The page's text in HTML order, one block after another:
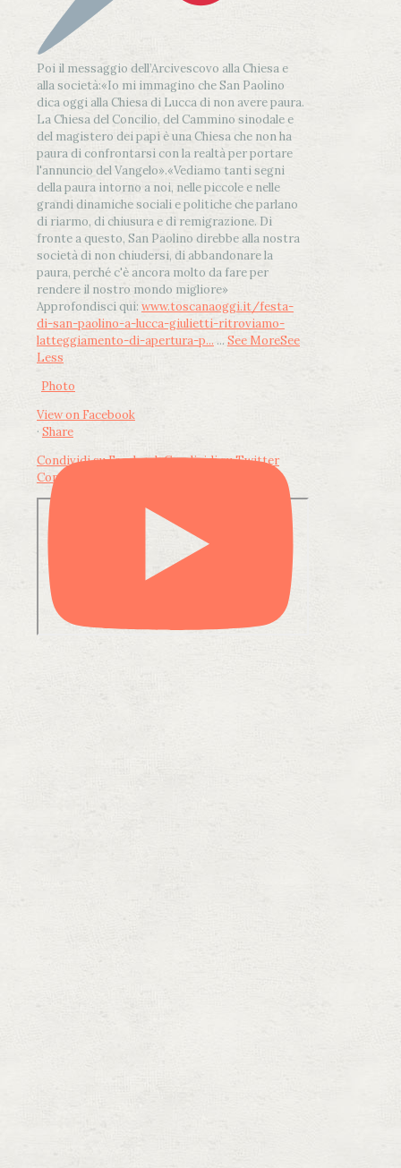
Poi il messaggio dell’Arcivescovo alla Chiesa e
alla società:«Io mi immagino che San Paolino
dica oggi alla Chiesa di Lucca di non avere paura.
La Chiesa del Concilio, del Cammino sinodale e
del magistero dei papi è una Chiesa che non ha
paura di confrontarsi con la realtà per portare
l'annuncio del Vangelo».«Vediamo tanti segni
della paura intorno a noi, nelle piccole e nelle
grandi dinamiche sociali e politiche che parlano
di riarmo, di chiusura e di remigrazione. Di
fronte a questo, San Paolino direbbe alla nostra
società di non chiudersi, di abbandonare la
paura, perché c'è ancora molto da fare per
rendere il nostro mondo migliore»
Approfondisci qui: www.toscanaoggi.it/festa-
di-san-paolino-a-lucca-giulietti-ritroviamo-
latteggiamento-di-apertura-p... ... See MoreSee
Less
Photo
View on Facebook
· Share
Condividi su FacebookCondividi su Twitter
Condividi su LinkedIn